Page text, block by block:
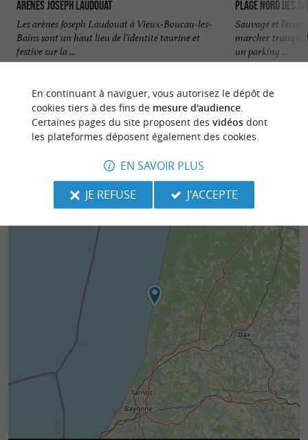
Arènes Joseph Laudouat
Les arènes Joseph Laudouat à Vieux-Boucau-les-
Bains sont un haut lieu de l'identité taurine et
festive sur la ...
Plage Nord des
Sauvage et
marcher
un parking ...
En continuant à naviguer, vous autorisez le dépôt de
cookies tiers à des fins de mesure d'audience.
Certaines pages du site proposent des vidéosdont
les plateformes déposent également des cookies.
EN SAVOIR PLUS
JE REFUSE
J'ACCEPTE